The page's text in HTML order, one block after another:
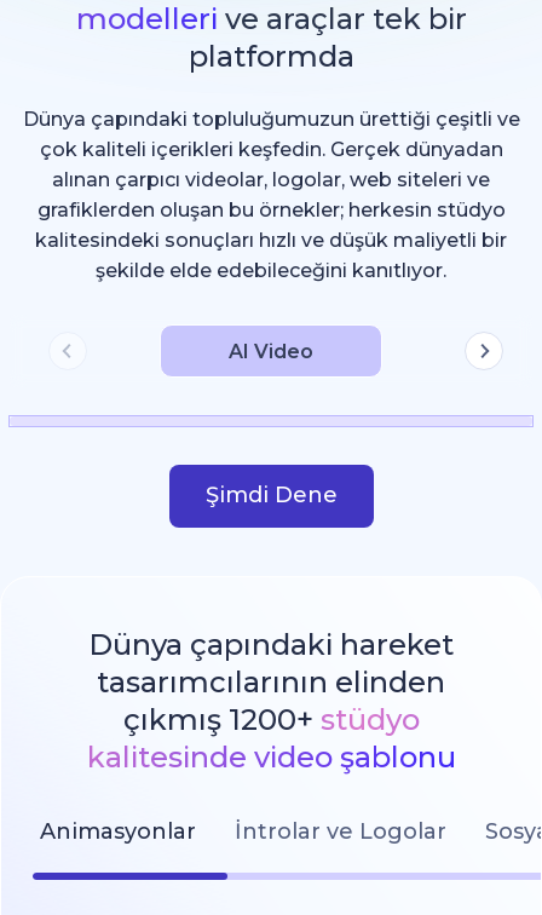
modelleri ve araçlar tek bir
platformda
Dünya çapındaki topluluğumuzun ürettiği çeşitli ve
çok kaliteli içerikleri keşfedin. Gerçek dünyadan
alınan çarpıcı videolar, logolar, web siteleri ve
grafiklerden oluşan bu örnekler; herkesin stüdyo
kalitesindeki sonuçları hızlı ve düşük maliyetli bir
şekilde elde edebileceğini kanıtlıyor.
AI Video
Şimdi Dene
Dünya çapındaki hareket
tasarımcılarının elinden
çıkmış 1200+ stüdyo
kalitesinde video şablonu
Animasyonlar İntrolar ve Logolar